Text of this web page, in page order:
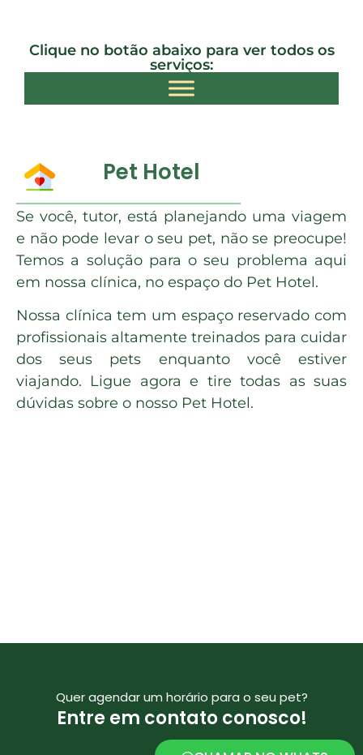
Clique no botão abaixo para ver todos os
serviços:​
Pet Hotel
Se você, tutor, está planejando uma viagem
e não pode levar o seu pet, não se preocupe!
Temos a solução para o seu problema aqui
em nossa clínica, no espaço do Pet Hotel.
Nossa clínica tem um espaço reservado com
profissionais altamente treinados para cuidar
dos seus pets enquanto você estiver
viajando. Ligue agora e tire todas as suas
dúvidas sobre o nosso Pet Hotel.
Quer agendar um horário para o seu pet?
Entre em contato conosco!